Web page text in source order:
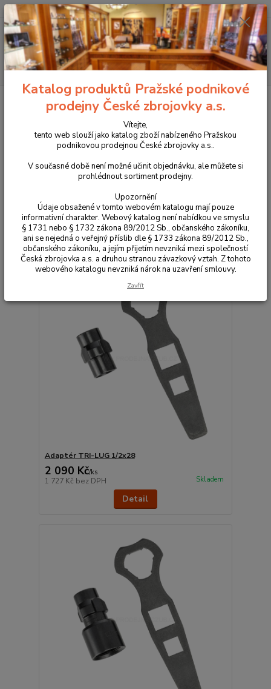
Menu
Hledat
+420 225 375 800
Tlumiče na zbraně Příšlušenství k tlumičům
Příšlušenství k tlumičům
Nejdražší
Zobrazuji 1-7 z 7
strana z 1
Adaptér TRI-LUG 1/2x28
2 090 Kč/ks
1 727 Kč bez DPH Skladem
Detail
Katalog produktů Pražské podnikové
prodejny České zbrojovky a.s.
Vítejte,
tento web slouží jako katalog zboží nabízeného Pražskou
podnikovou prodejnou České zbrojovky a.s..
V současné době není možné učinit objednávku, ale můžete si
prohlédnout sortiment prodejny.
Upozornění
Údaje obsažené v tomto webovém katalogu mají pouze
informativní charakter. Webový katalog není nabídkou ve smyslu
§ 1731 nebo § 1732 zákona 89/2012 Sb., občanského zákoníku,
ani se nejedná o veřejný příslib dle § 1733 zákona 89/2012 Sb.,
občanského zákoníku, a jejím přijetím nevzniká mezi společností
Česká zbrojovka a.s. a druhou stranou závazkový vztah. Z tohoto
webového katalogu nevzniká nárok na uzavření smlouvy.
Zavřít